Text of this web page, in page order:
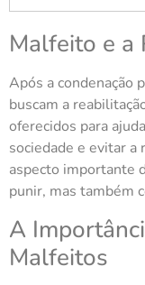
Malfeito e a
Após a condenação
buscam a
oferecidos para
sociedade e evitar a
aspecto importante
punir, mas também
A
Malfeitos